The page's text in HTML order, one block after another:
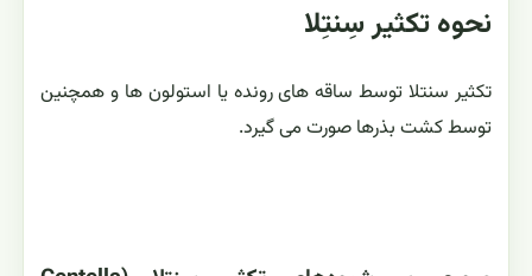
نحوه تکثیر سِنتِلا
تکثیر سنتلا توسط ساقه های رونده یا استولون ها و همچنین
توسط کشت بذرها صورت می گیرد.